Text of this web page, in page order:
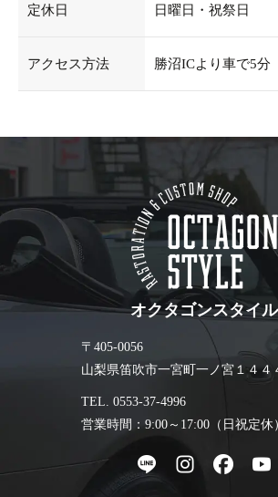
定休日 日曜日・祝祭日
アクセス方法 勝沼ICより車で5分
オクタゴンスタイル
〒405-0056
山梨県笛吹市一宮町一ノ宮１４４
TEL. 0553-37-4996
営業時間：9:00～17:00（日祝定休